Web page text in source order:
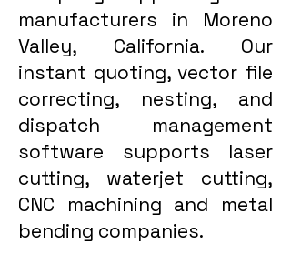
manufacturers in Moreno
Valley, California. Our
instant quoting, vector file
correcting, nesting, and
dispatch management
software supports laser
cutting, waterjet cutting,
CNC machining and metal
bending companies.